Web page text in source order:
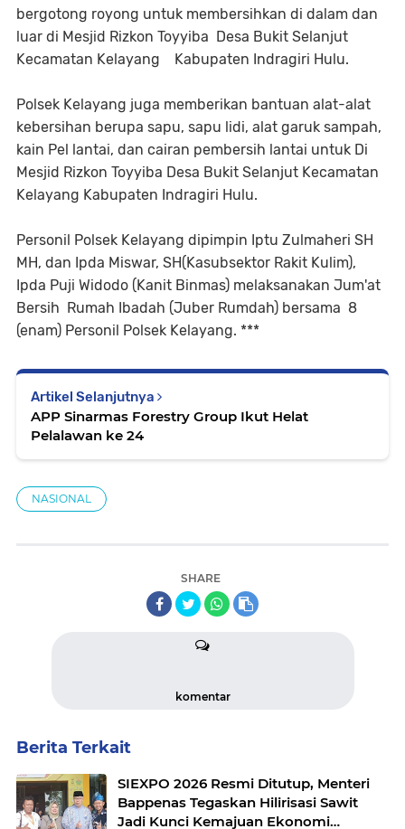
bergotong royong untuk membersihkan di dalam dan
luar di Mesjid Rizkon Toyyiba Desa Bukit Selanjut
Kecamatan Kelayang Kabupaten Indragiri Hulu.
Polsek Kelayang juga memberikan bantuan alat-alat
kebersihan berupa sapu, sapu lidi, alat garuk sampah,
kain Pel lantai, dan cairan pembersih lantai untuk Di
Mesjid Rizkon Toyyiba Desa Bukit Selanjut Kecamatan
Kelayang Kabupaten Indragiri Hulu.
Personil Polsek Kelayang dipimpin Iptu Zulmaheri SH
MH, dan Ipda Miswar, SH(Kasubsektor Rakit Kulim),
Ipda Puji Widodo (Kanit Binmas) melaksanakan Jum'at
Bersih Rumah Ibadah (Juber Rumdah) bersama 8
(enam) Personil Polsek Kelayang. ***
Artikel Selanjutnya
APP Sinarmas Forestry Group Ikut Helat
Pelalawan ke 24
NASIONAL
SHARE
komentar
Berita Terkait
SIEXPO 2026 Resmi Ditutup, Menteri
Bappenas Tegaskan Hilirisasi Sawit
Jadi Kunci Kemajuan Ekonomi